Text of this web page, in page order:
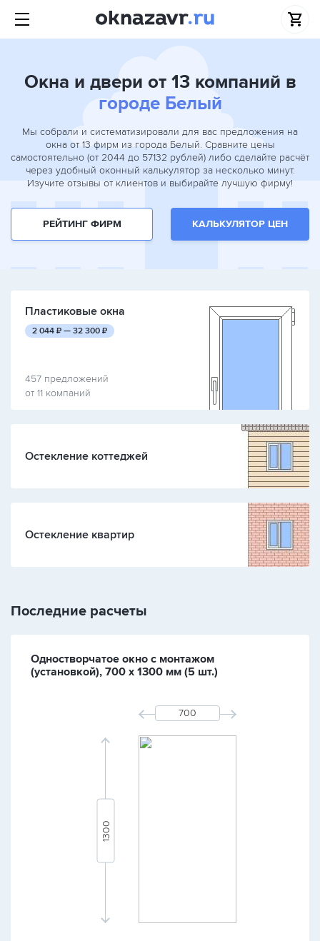
Окна и двери от 13 компаний в
городе Белый
Мы собрали и систематизировали для вас предложения на
окна от 13 фирм из города Белый. Сравните цены
самостоятельно (от 2044 до 57132 рублей) либо сделайте расчёт
через удобный оконный калькулятор за несколько минут.
Изучите отзывы от клиентов и выбирайте лучшую фирму!
РЕЙТИНГ ФИРМ КАЛЬКУЛЯТОР ЦЕН
Пластиковые окна
2 044 руб.
₽ — 32 300 руб.
₽
457 предложений
от 11 компаний
Остекление коттеджей
Остекление квартир
Последние расчеты
Одностворчатое окно с монтажом
(установкой), 700 х 1300 мм (5 шт.)